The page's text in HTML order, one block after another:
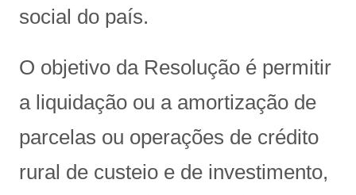
social do país.
O objetivo da Resolução é permitir
a liquidação ou a amortização de
parcelas ou operações de crédito
rural de custeio e de investimento,